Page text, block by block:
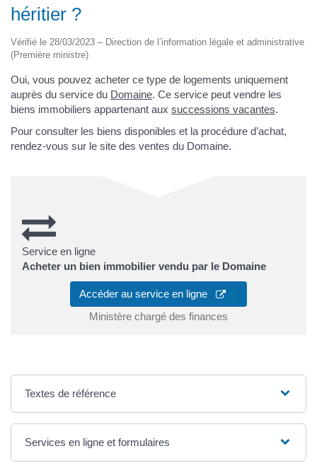
héritier ?
Vérifié le 28/03/2023 – Direction de l’information légale et administrative
(Première ministre)
Oui, vous pouvez acheter ce type de logements uniquement
auprès du service du Domaine. Ce service peut vendre les
biens immobiliers appartenant aux successions vacantes.
Pour consulter les biens disponibles et la procédure d’achat,
rendez-vous sur le site des ventes du Domaine.
Service en ligne
Acheter un bien immobilier vendu par le Domaine
Accéder au service en ligne
(ouverture dans
Ministère chargé des finances
Textes de référence
Services en ligne et formulaires